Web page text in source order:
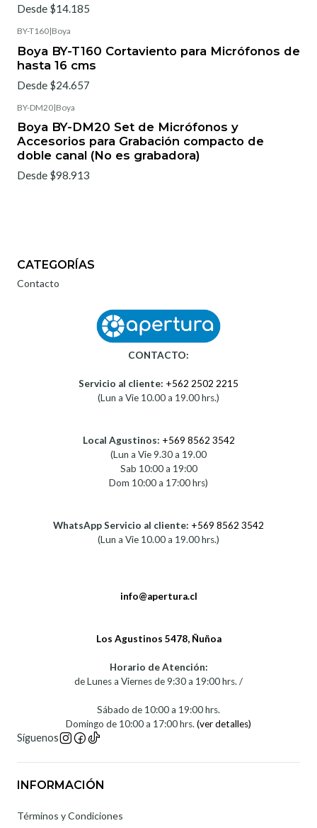
Desde $14.185
BY-T160|Boya
Boya BY-T160 Cortaviento para Micrófonos de
hasta 16 cms
Desde $24.657
BY-DM20|Boya
Boya BY-DM20 Set de Micrófonos y
Accesorios para Grabación compacto de
doble canal (No es grabadora)
Desde $98.913
CATEGORÍAS
Contacto
CONTACTO:
Servicio al cliente: +562 2502 2215
(Lun a Vie 10.00 a 19.00 hrs.)
Local Agustinos: +569 8562 3542
(Lun a Vie 9.30 a 19.00
Sab 10:00 a 19:00
Dom 10:00 a 17:00 hrs)
WhatsApp Servicio al cliente: +569 8562 3542
(Lun a Vie 10.00 a 19.00 hrs.)
info@apertura.cl
Los Agustinos 5478, Ñuñoa
Horario de Atención:
de Lunes a Viernes de 9:30 a 19:00 hrs. /
Sábado de 10:00 a 19:00 hrs.
Domingo de 10:00 a 17:00 hrs.(ver detalles)
Síguenos
INFORMACIÓN
Términos y Condiciones